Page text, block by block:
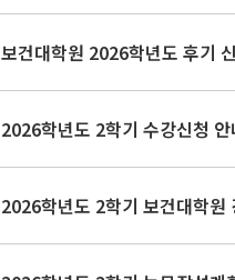
보건대학원 2026학년도 후기
2026학년도 2학기 수강신청 안